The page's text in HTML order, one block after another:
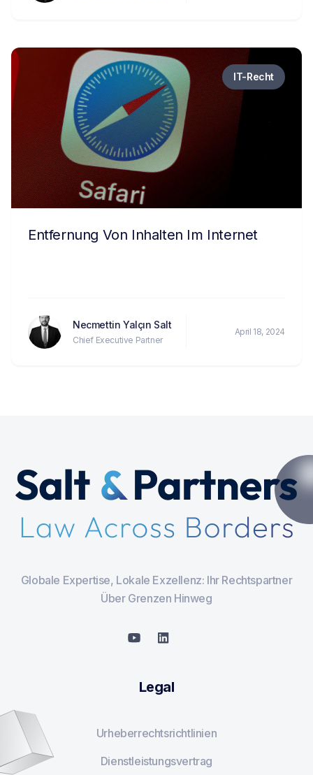
IT-Recht
Entfernung Von Inhalten Im Internet
Necmettin Yalçın Salt
Chief Executive Partner
April 18, 2024
Globale Expertise, Lokale Exzellenz: Ihr Rechtspartner
Über Grenzen Hinweg
Legal
Urheberrechtsrichtlinien
Dienstleistungsvertrag